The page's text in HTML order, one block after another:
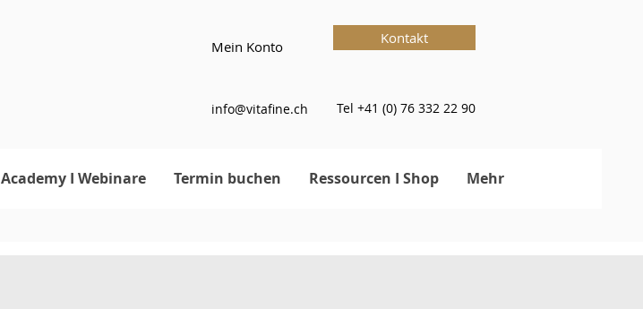
Mein Konto Kontakt
info@vitafine.ch Tel +41 (0) 76 332 22 90
Academy I Webinare Termin buchen Ressourcen I Shop Mehr